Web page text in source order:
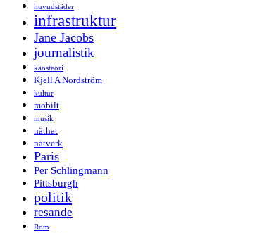
huvudstäder
infrastruktur
Jane Jacobs
journalistik
kaosteori
Kjell A Nordström
kultur
mobilt
musik
näthat
nätverk
Paris
Per Schlingmann
Pittsburgh
politik
resande
Rom